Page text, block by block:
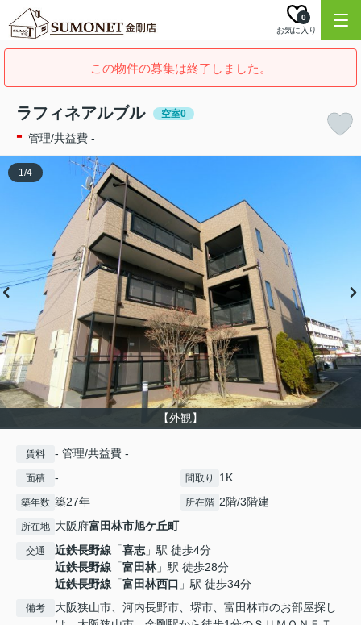
お気に入り
0
この物件の募集は終了しました。
ラフィネアルブル 空室0
- 管理/共益費 -
【外観】
1/4
賃料 - 管理/共益費 -
面積 - 間取り 1K
築年数 築27年 所在階 2階/3階建
所在地 大阪府富田林市旭ケ丘町
交通 近鉄長野線 「喜志」駅 徒歩4分
近鉄長野線 「富田林」駅 徒歩28分
近鉄長野線 「富田林西口 」駅 徒歩34分
備考
大阪狭山市、河内長野市、堺市、富田林市のお部屋探し